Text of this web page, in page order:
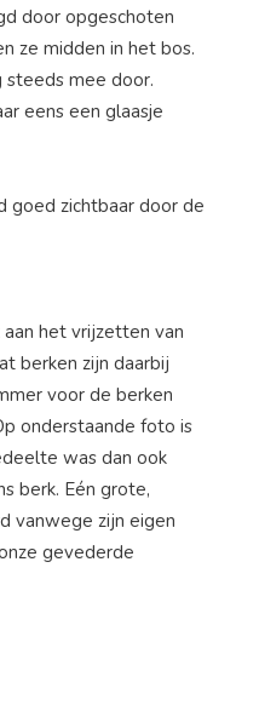
door opgeschoten
ze midden in het bos.
steeds mee door.
eens een glaasje
het vrijzetten van
berken zijn daarbij
voor de berken
onderstaande foto is
was dan ook
berk. Eén grote,
vanwege zijn eigen
gevederde